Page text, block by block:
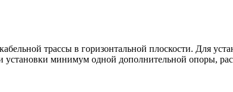
трассы в горизонтальной плоскости. Для
минимум одной дополнительной опоры,